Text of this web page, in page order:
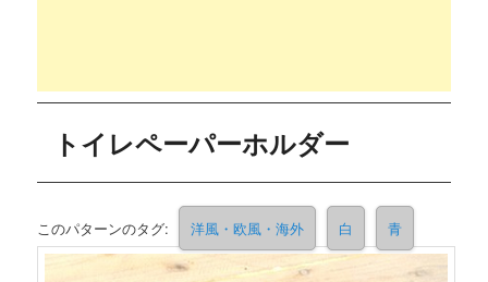
トイレペーパーホルダー
このパターンのタグ: 洋風・欧風・海外 白 青